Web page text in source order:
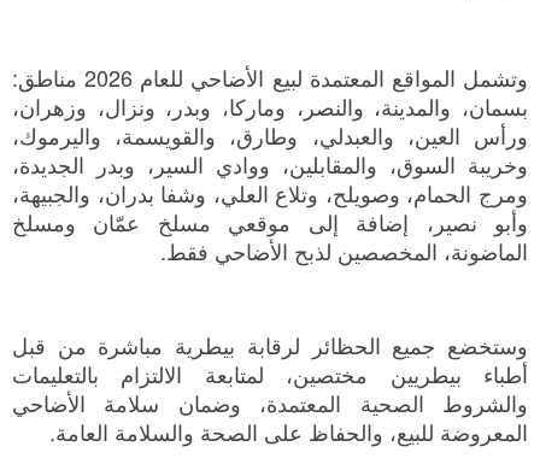
وتشمل المواقع المعتمدة لبيع الأضاحي للعام 2026 مناطق:
بسمان، والمدينة، والنصر، وماركا، وبدر، ونزال، وزهران،
ورأس العين، والعبدلي، وطارق، والقويسمة، واليرموك،
وخريبة السوق، والمقابلين، ووادي السير، وبدر الجديدة،
ومرج الحمام، وصويلح، وتلاع العلي، وشفا بدران، والجبيهة،
وأبو نصير، إضافة إلى موقعي مسلخ عمّان ومسلخ
الماضونة، المخصصين لذبح الأضاحي فقط.
وستخضع جميع الحظائر لرقابة بيطرية مباشرة من قبل
أطباء بيطريين مختصين، لمتابعة الالتزام بالتعليمات
والشروط الصحية المعتمدة، وضمان سلامة الأضاحي
المعروضة للبيع، والحفاظ على الصحة والسلامة العامة.